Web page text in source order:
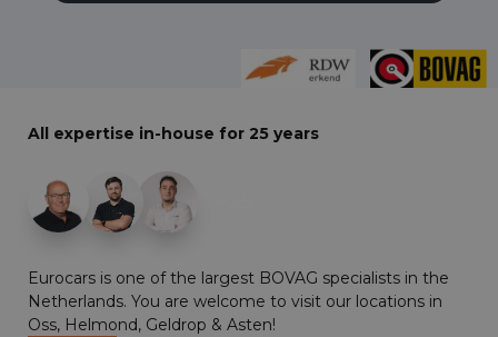
All expertise in-house for 25 years
Eurocars is one of the largest BOVAG specialists in the
Netherlands. You are welcome to visit our locations in
Oss, Helmond, Geldrop & Asten!